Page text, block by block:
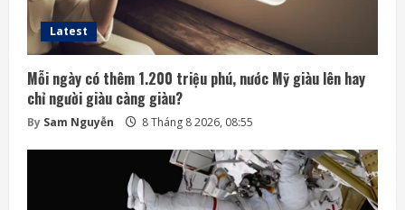
Latest
Mỗi ngày có thêm 1.200 triệu phú, nước Mỹ giàu lên hay
chỉ người giàu càng giàu?
By Sam Nguyễn 8 Tháng 8 2026, 08:55